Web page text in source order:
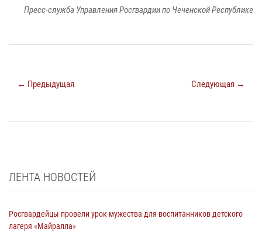
Пресс-служба Управления Росгвардии по Чеченской Республике
← Предыдущая Следующая →
ЛЕНТА НОВОСТЕЙ
Росгвардейцы провели урок мужества для воспитанников детского
лагеря «Майралла»